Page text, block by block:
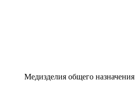
Медизделия общего назначения